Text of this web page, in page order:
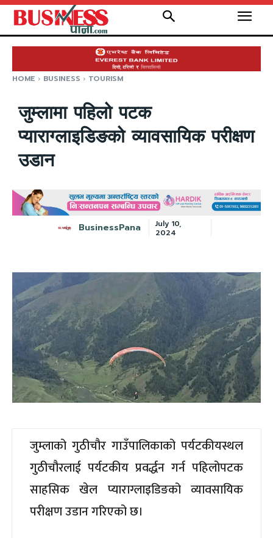
HOME BUSINESS TOURISM
जुम्लामा पहिलो पटक
प्याराग्लाइडिङको व्यावसायिक परीक्षण
उडान
BusinessPana
July 10,
2024
जुम्लाको गुठीचौर गाउँपालिकाको पर्यटकीयस्थल
गुठीचौरलाई पर्यटकीय प्रवर्द्धन गर्न पहिलोपटक
साहसिक खेल प्याराग्लाइडिङको व्यावसायिक
परीक्षण उडान गरिएको छ।